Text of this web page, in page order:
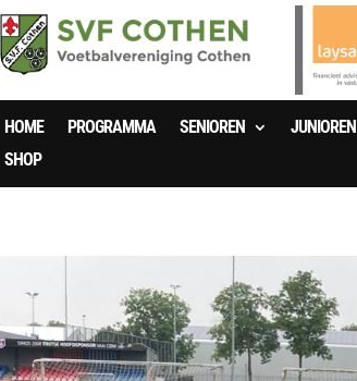
HOME PROGRAMMA SENIOREN JUNIOREN
SHOP